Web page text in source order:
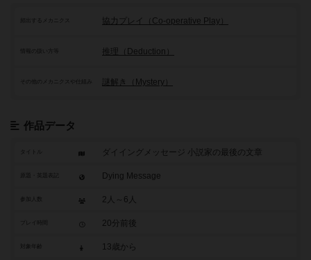
頻出するメカニクス 協力プレイ（Co-operative Play）
推理（Deduction）
その他のメカニクスや仕組み 謎解き（Mystery）
作品データ
タイトル ダイイングメッセージ 小説家の最後の文章
Dying Message
参加人数 2人～6人
20分前後
13歳から